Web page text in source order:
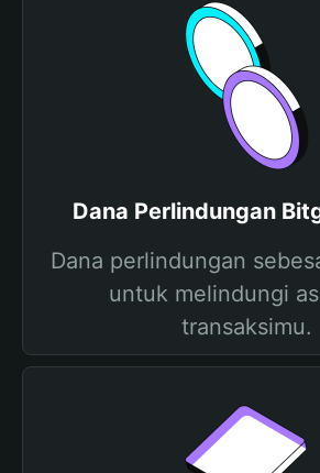
Dana Perlindungan
Dana perlindungan
untuk melindungi
transaksimu.